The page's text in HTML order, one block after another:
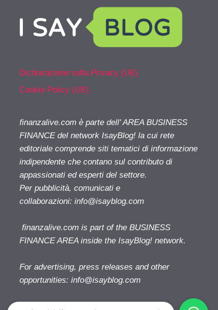
Dichiarazione sulla Privacy (UE)
Cookie Policy (UE)
finanzalive.com è parte dell' AREA BUSINESS
FINANCE del network IsayBlog! la cui rete
editoriale comprende siti tematici di informazione
indipendente che contano sul contributo di
appassionati ed esperti del settore.
Per pubblicità, comunicati e
collaborazioni: info@isayblog.com
finanzalive.com is part of the BUSINESS
FINANCE AREA inside the IsayBlog! network.
For advertising, press releases and other
opportunities: info@isayblog.com